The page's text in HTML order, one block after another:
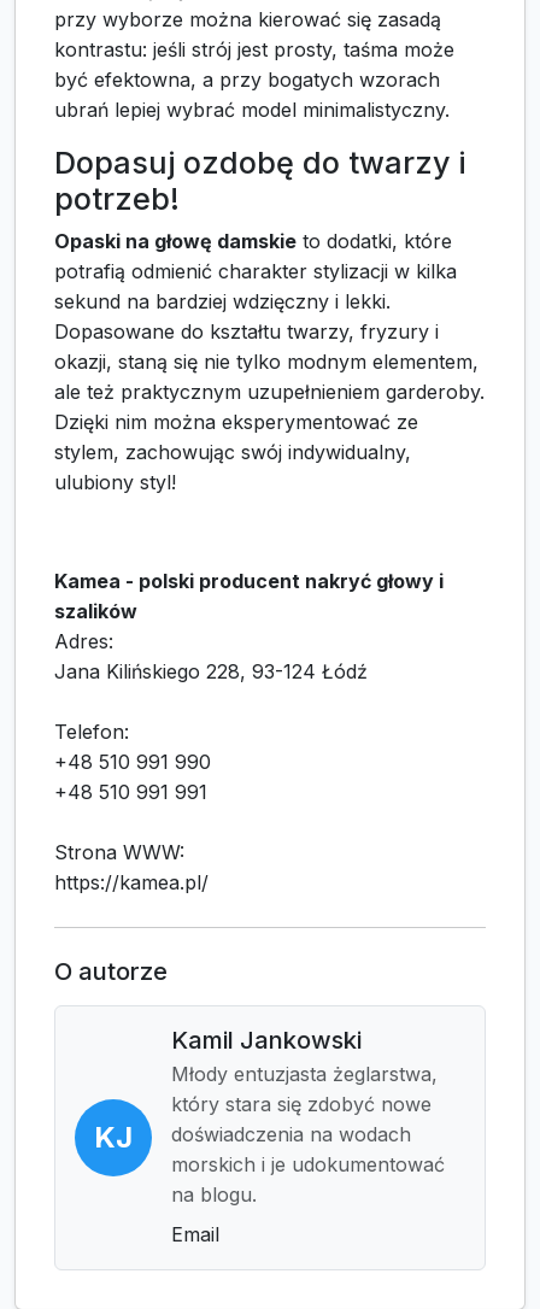
przy wyborze można kierować się zasadą
kontrastu: jeśli strój jest prosty, taśma może
być efektowna, a przy bogatych wzorach
ubrań lepiej wybrać model minimalistyczny.
Dopasuj ozdobę do twarzy i
potrzeb!
Opaski na głowę damskie to dodatki, które
potrafią odmienić charakter stylizacji w kilka
sekund na bardziej wdzięczny i lekki.
Dopasowane do kształtu twarzy, fryzury i
okazji, staną się nie tylko modnym elementem,
ale też praktycznym uzupełnieniem garderoby.
Dzięki nim można eksperymentować ze
stylem, zachowując swój indywidualny,
ulubiony styl!
Kamea - polski producent nakryć głowy i
szalików
Adres:
Jana Kilińskiego 228, 93-124 Łódź
Telefon:
+48 510 991 990
+48 510 991 991
Strona WWW:
https://kamea.pl/
O autorze
KJ
Kamil Jankowski
Młody entuzjasta żeglarstwa,
który stara się zdobyć nowe
doświadczenia na wodach
morskich i je udokumentować
na blogu.
Email